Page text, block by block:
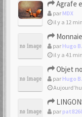
Agrafe
par MDX
il y a 12
par Hugo B.
il y a 41
Objet
par Hugo B.
LINGONS
par